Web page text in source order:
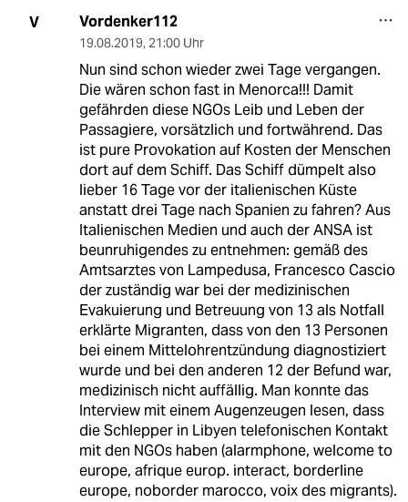
V Vordenker112
19.08.2019, 21:00 Uhr
Nun sind schon wieder zwei Tage vergangen.
Die wären schon fast in Menorca!!! Damit
gefährden diese NGOs Leib und Leben der
Passagiere, vorsätzlich und fortwährend. Das
ist pure Provokation auf Kosten der Menschen
dort auf dem Schiff. Das Schiff dümpelt also
lieber 16 Tage vor der italienischen Küste
anstatt drei Tage nach Spanien zu fahren? Aus
Italienischen Medien und auch der ANSA ist
beunruhigendes zu entnehmen: gemäß des
Amtsarztes von Lampedusa, Francesco Cascio
der zuständig war bei der medizinischen
Evakuierung und Betreuung von 13 als Notfall
erklärte Migranten, dass von den 13 Personen
bei einem Mittelohrentzündung diagnostiziert
wurde und bei den anderen 12 der Befund war,
medizinisch nicht auffällig. Man konnte das
Interview mit einem Augenzeugen lesen, dass
die Schlepper in Libyen telefonischen Kontakt
mit den NGOs haben (alarmphone, welcome to
europe, afrique europ. interact, borderline
europe, noborder marocco, voix des migrants).